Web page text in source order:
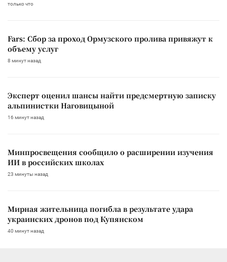
только что
Fars: Сбор за проход Ормузского пролива привяжут к
объему услуг
8 минут назад
Эксперт оценил шансы найти предсмертную записку
альпинистки Наговицыной
16 минут назад
Минпросвещения сообщило о расширении изучения
ИИ в российских школах
23 минуты назад
Мирная жительница погибла в результате удара
украинских дронов под Купянском
40 минут назад